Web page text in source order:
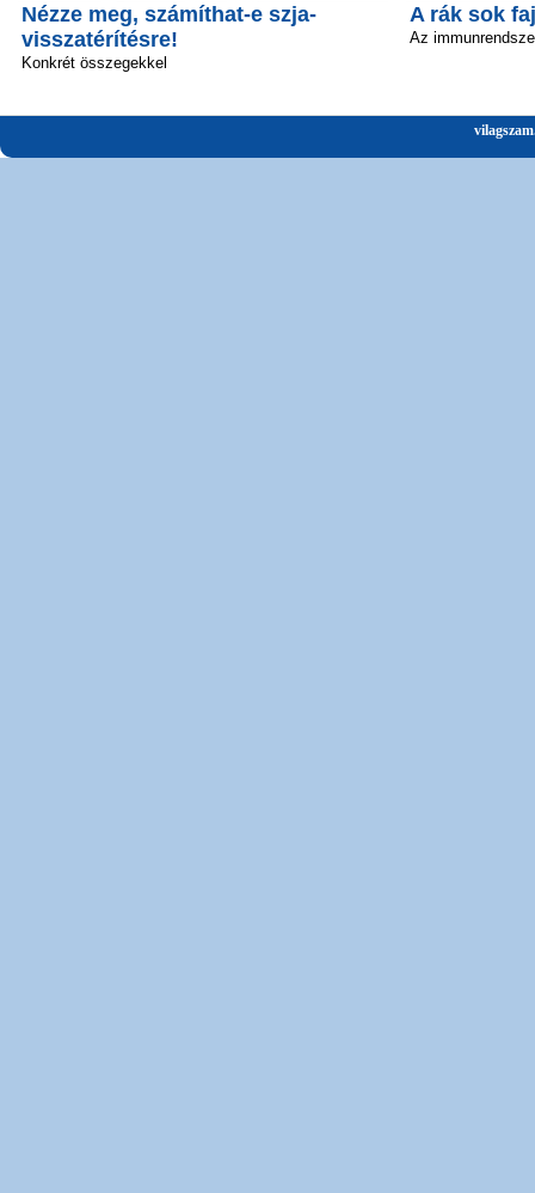
Nézze meg, számíthat-e szja-
visszatérítésre!
Konkrét összegekkel
A rák sok
Az